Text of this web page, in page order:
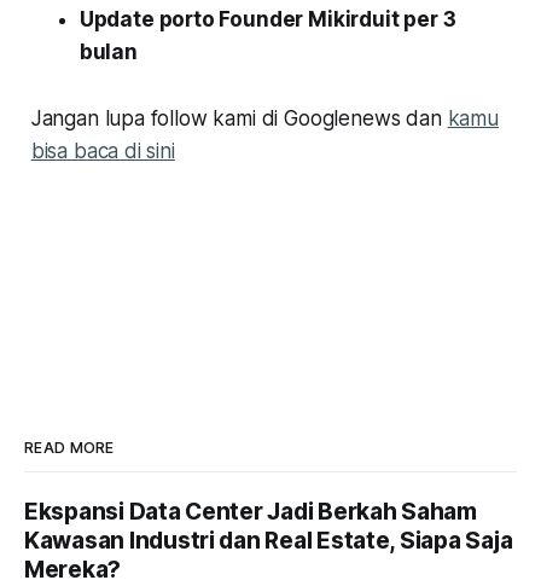
Update porto Founder Mikirduit per 3
bulan
Jangan lupa follow kami di Googlenews dan kamu
bisa baca di sini
READ MORE
Ekspansi Data Center Jadi Berkah Saham
Kawasan Industri dan Real Estate, Siapa Saja
Mereka?